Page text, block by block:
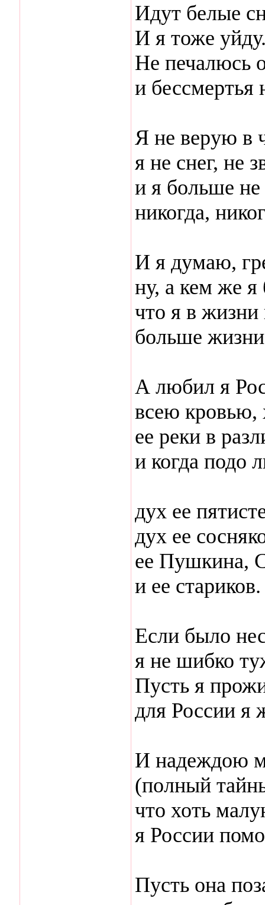
Идут белые
И я тоже
Не печалюсь
и бессмертья
Я не верую в
я не снег, не
и я больше не
никогда,
И я думаю,
ну, а кем же
что я в
больше
А любил я
всею кровью,
ее реки в
и когда подо
дух ее
дух ее
ее Пушкина,
и ее стариков.
Если было
я не шибко
Пусть я
для России я
И надеждою
(полный
что хоть
я России
Пусть она